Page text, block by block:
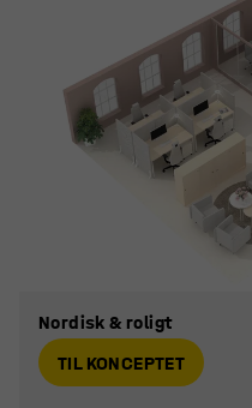
Nordisk & roligt
TIL KONCEPTET